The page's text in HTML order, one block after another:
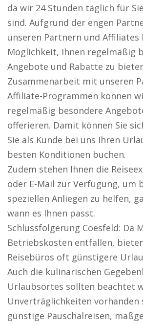
da wir 24 Stunden täglich für
sind. Aufgrund der engen
unseren Partnern und Affiliates
Möglichkeit, Ihnen regelmäßig
Angebote und Rabatte zu
Zusammenarbeit mit unseren
Affiliate-Programmen können
regelmäßig besondere
offerieren. Damit können Sie
Sie als Kunde bei uns Ihren
besten Konditionen buchen.
Zudem stehen Ihnen die
oder E-Mail zur Verfügung, um
speziellen Anliegen zu helfen,
wann es Ihnen passt.
Schlussfolgerung Coesfeld: Da
Betriebskosten entfallen,
Reisebüros oft günstigere
Auch die kulinarischen
Urlaubsortes sollten beachtet
Unverträglichkeiten vorhanden
günstige Pauschalreisen,